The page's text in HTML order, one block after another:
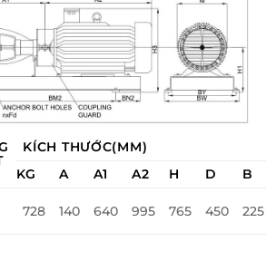
KÍCH THƯỚC(MM)
KG
A A1 A2 H D B
728 140 640 995 765 450 225